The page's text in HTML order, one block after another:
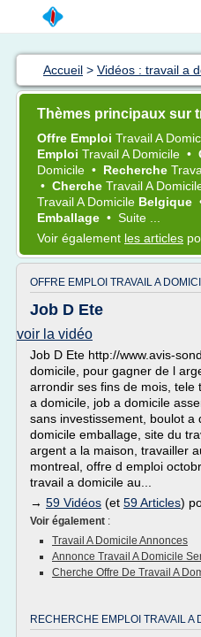
Accueil > Vidéos : travail a
Thèmes principaux sur
Offre Emploi TravailA
Emploi TravailA Domicile •
Domicile • Recherche
• Cherche TravailA
TravailA Domicile Belgique
Emballage • Suite ...
Voir également les articles
OFFRE EMPLOI TRAVAIL A
Job D Ete
voir la vidéo
Job D Ete http://www.avis-
domicile, pour gagner de l
arrondir ses fins de mois, tele
a domicile, job a domicile
sans investissement, boulot a
domicile emballage, site du
argent a la maison, travailler
montreal, offre d emploi
travail a domicile au...
→ 59 Vidéos (et 59 Articles)
Voir également :
Travail A Domicile Annonces
Annonce Travail A Domicile
Cherche Offre De Travail A
RECHERCHE EMPLOI TRAVAIL A